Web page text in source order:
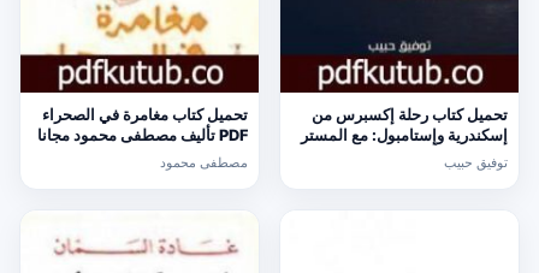
تحميل كتاب رحلة إكسبرس من
إسكندرية وإستامبول: مع المستر
[كامل]
توفيق حبيب
تحميل كتاب مغامرة في الصحراء
PDF تأليف مصطفى محمود مجانا
[كامل]
مصطفى محمود